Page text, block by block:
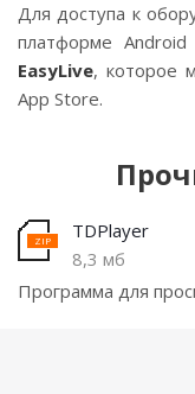
Для доступа к
платформе Android
EasyLive, которое
App Store.
TDPlayer
8,3 мб
Программа для